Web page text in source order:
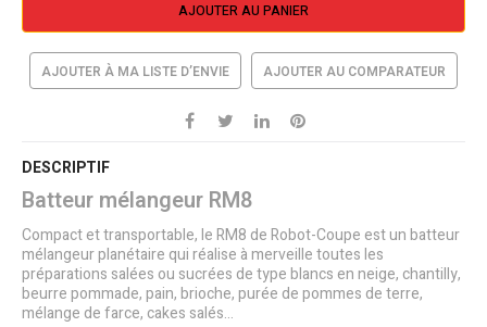
AJOUTER AU PANIER
AJOUTER À MA LISTE D’ENVIE AJOUTER AU COMPARATEUR
DESCRIPTIF
Batteur mélangeur RM8
Compact et transportable, le RM8 de Robot-Coupe est un batteur
mélangeur planétaire qui réalise à merveille toutes les
préparations salées ou sucrées de type blancs en neige, chantilly,
beurre pommade, pain, brioche, purée de pommes de terre,
mélange de farce, cakes salés...